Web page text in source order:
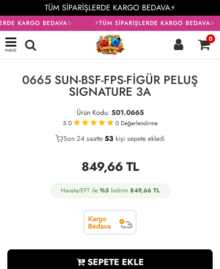
TÜM SİPARİŞLERDE KARGO BEDAVA⚡
KARGO BEDAVA✨ ⚡TÜM SİPARİŞLERDE KARGO BEDAVA✨
menü
0
0665 SUN-BSF-FPS-FİGÜR PELUŞ
SIGNATURE 3A
Ürün Kodu: S01.0665
5.0 0 Değerlendirme
31
Son 24 saatte 53kişi sepete ekledi
22
849,66TL
Havale/EFT ile %5İndirim 849,66TL
SEPETE EKLE